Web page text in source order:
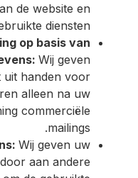
de website en
diensten.
op basis van
Wij geven
uit handen voor
alleen na uw
commerciële
mailings.
Wij geven uw
aan andere